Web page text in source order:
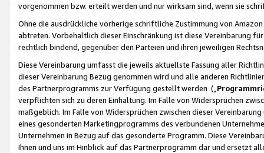
vorgenommen bzw. erteilt werden und nur wirksam sind, wenn sie
Ohne die ausdrückliche vorherige schriftliche Zustimmung von
abtreten. Vorbehaltlich dieser Einschränkung ist diese Vereinbarung
rechtlich bindend, gegenüber den Parteien und ihren jeweiligen
Diese Vereinbarung umfasst die jeweils aktuellste Fassung aller
dieser Vereinbarung Bezug genommen wird und alle anderen
des Partnerprogramms zur Verfügung gestellt werden („
verpflichten sich zu deren Einhaltung. Im Falle von Widersprüchen
maßgeblich. Im Falle von Widersprüchen zwischen dieser
eines gesonderten Marketingprogramms des verbundenen
Unternehmen in Bezug auf das gesonderte Programm. Diese
Ihnen und uns im Hinblick auf das Partnerprogramm dar und ersetzt